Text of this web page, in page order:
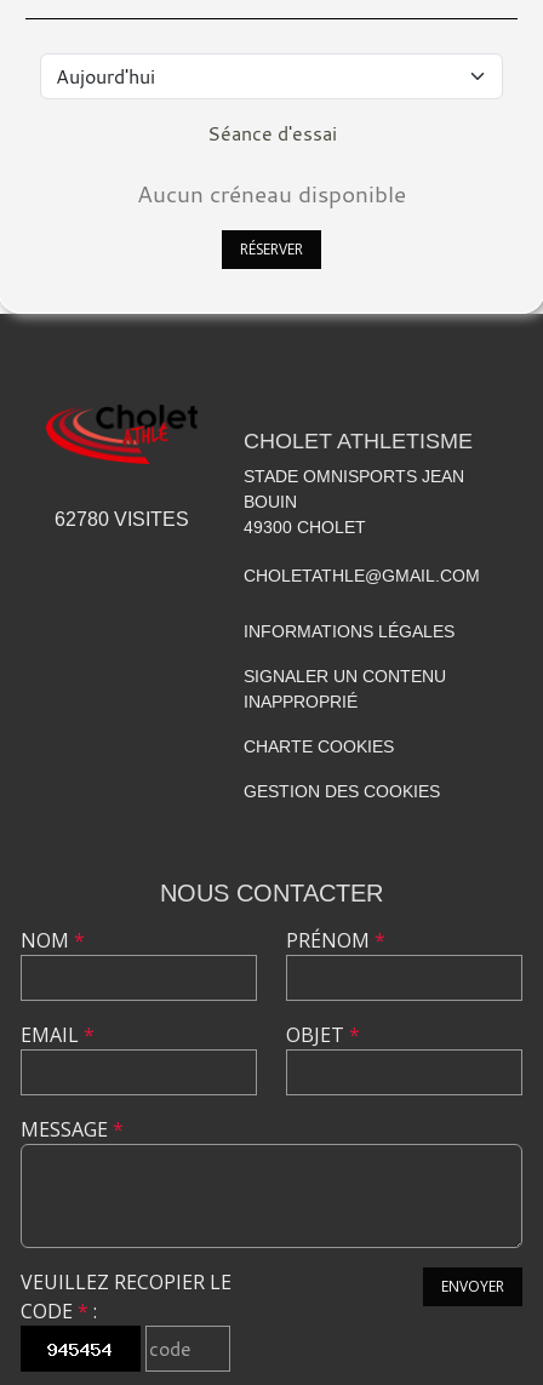
Séance d'essai
Aucun créneau disponible
RÉSERVER
62780VISITES
CHOLET ATHLETISME
STADE OMNISPORTS JEAN
BOUIN
49300 CHOLET
CHOLETATHLE@GMAIL.COM
INFORMATIONS LÉGALES
SIGNALER UN CONTENU
INAPPROPRIÉ
CHARTE COOKIES
GESTION DES COOKIES
NOUS CONTACTER
NOM *
EMAIL*
PRÉNOM *
OBJET *
MESSAGE *
VEUILLEZ RECOPIER LE
CODE * :
ENVOYER